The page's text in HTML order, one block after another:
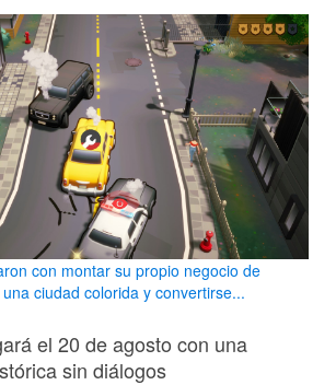
con montar su propio negocio de
ciudad colorida y convertirse...
el 20 de agosto con una
sin diálogos